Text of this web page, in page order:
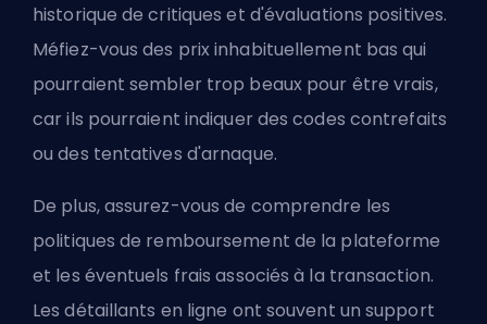
historique de critiques et d'évaluations positives.
Méfiez-vous des prix inhabituellement bas qui
pourraient sembler trop beaux pour être vrais,
car ils pourraient indiquer des codes contrefaits
ou des tentatives d'arnaque.
De plus, assurez-vous de comprendre les
politiques de remboursement de la plateforme
et les éventuels frais associés à la transaction.
Les détaillants en ligne ont souvent un support